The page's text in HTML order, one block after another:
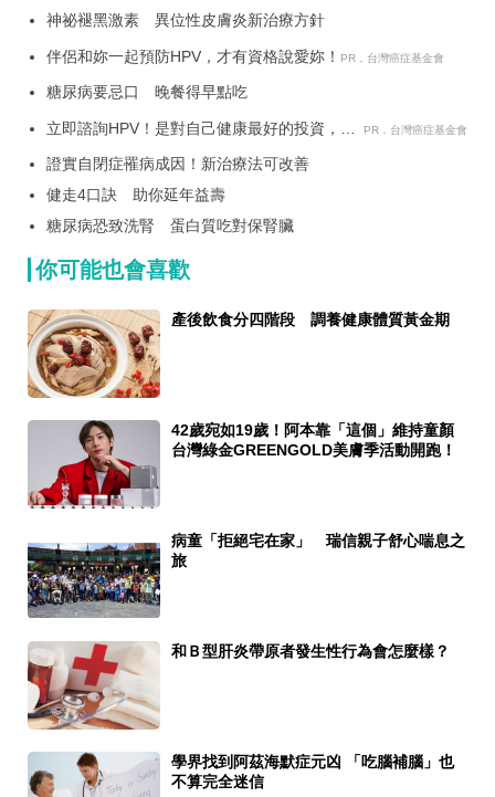
神祕褪黑激素 異位性皮膚炎新治療方針
伴侶和妳一起預防HPV，才有資格說愛妳！ PR．台灣癌症基金會
糖尿病要忌口 晚餐得早點吃
立即諮詢HPV！是對自己健康最好的投資，把
PR．台灣癌症基金會
證實自閉症罹病成因！新治療法可改善
健走4口訣 助你延年益壽
糖尿病恐致洗腎 蛋白質吃對保腎臟
你可能也會喜歡
產後飲食分四階段 調養健康體質黃金期
42歲宛如19歲！阿本靠「這個」維持童顏
台灣綠金GREENGOLD美膚季活動開跑！
病童「拒絕宅在家」 瑞信親子舒心喘息之
旅
和Ｂ型肝炎帶原者發生性行為會怎麼樣？
學界找到阿茲海默症元凶 「吃腦補腦」也
不算完全迷信